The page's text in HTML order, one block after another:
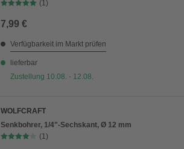
(1)
7,99 €
Verfügbarkeit im Markt prüfen
lieferbar
Zustellung 10.08. - 12.08.
WOLFCRAFT
Senkbohrer, 1/4"-Sechskant, Ø 12 mm
(1)